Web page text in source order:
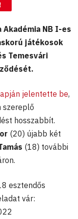
NB I-es
játékosok
Temesvári
jelentette be,
szereplő
hosszabbít.
(20) újabb két
(18) további
esztendős
vár: